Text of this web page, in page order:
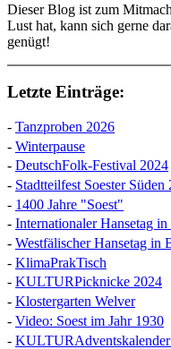
Dieser Blog ist zum
Lust hat, kann sich gerne
genügt!
Letzte Einträge:
- Tanzproben 2026
- Winterpause
- DeutschFolk-Festival 2024
- Stadtteilfest Soester Süden
- 1400 Jahre "Soest"
- Internationaler Hansetag
- Westfälischer Hansetag in
- KlimaPrakTisch
- KULTURPicknicke 2024
- Klostergarten Welver
- Video: Soest im Jahr 1930
-